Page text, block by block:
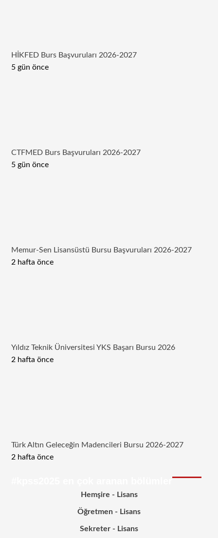
HİKFED Burs Başvuruları 2026-2027
5 gün önce
CTFMED Burs Başvuruları 2026-2027
5 gün önce
Memur-Sen Lisansüstü Bursu Başvuruları 2026-2027
2 hafta önce
Yıldız Teknik Üniversitesi YKS Başarı Bursu 2026
2 hafta önce
Türk Altın Geleceğin Madencileri Bursu 2026-2027
2 hafta önce
Hemşire - Lisans
Öğretmen - Lisans
Sekreter - Lisans